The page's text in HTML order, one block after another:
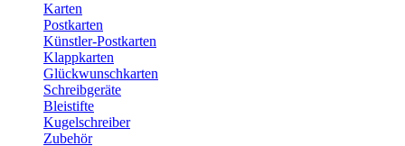
Karten
Postkarten
Künstler-Postkarten
Klappkarten
Glückwunschkarten
Schreibgeräte
Bleistifte
Kugelschreiber
Zubehör